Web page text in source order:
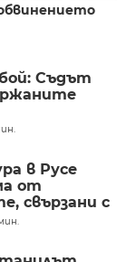
Съдът
в Русе
от
свързани с
за